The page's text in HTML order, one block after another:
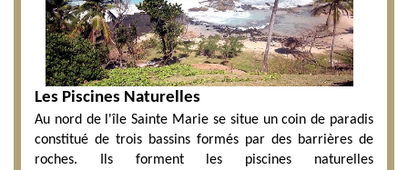
Les Piscines Naturelles
Au nord de l'île Sainte Marie se situe un coin de paradis
constitué de trois bassins formés par des barrières de
roches. Ils forment les piscines naturelles